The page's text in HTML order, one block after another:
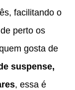
facilitando o
perto os
gosta de
suspense,
, essa é